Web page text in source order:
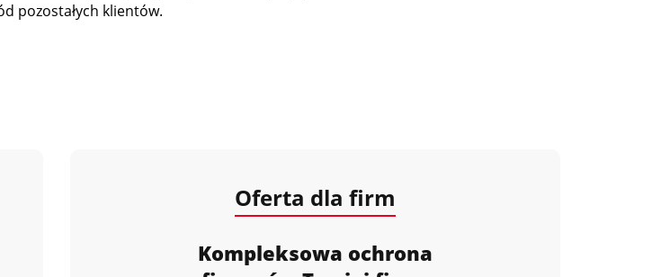
pozostałych klientów.
Oferta dla firm
Kompleksowa ochrona